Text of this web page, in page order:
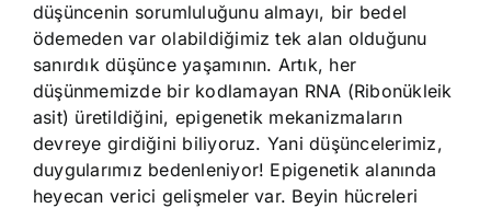
düşüncenin sorumluluğunu almayı, bir bedel
ödemeden var olabildiğimiz tek alan olduğunu
sanırdık düşünce yaşamının. Artık, her
düşünmemizde bir kodlamayan RNA (Ribonükleik
asit) üretildiğini, epigenetik mekanizmaların
devreye girdiğini biliyoruz. Yani düşüncelerimiz,
duygularımız bedenleniyor! Epigenetik alanında
heyecan verici gelişmeler var. Beyin hücreleri